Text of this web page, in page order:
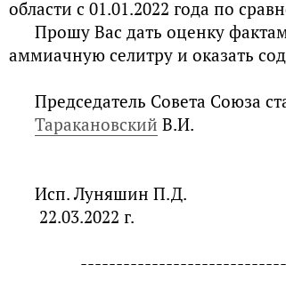
области с 01.01.2022 года по
Прошу Вас дать оценку
аммиачную селитру и оказать
Председатель Совета Союза
Таракановский В.И.
Исп. Луняшин П.Д.
22.03.2022 г.